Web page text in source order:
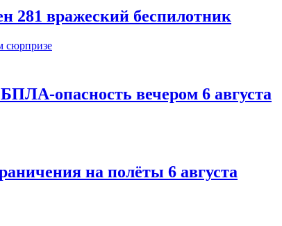
281 вражеский беспилотник
опасность вечером 6 августа
на полёты 6 августа